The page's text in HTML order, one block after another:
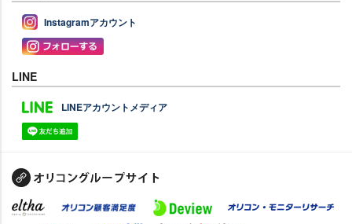
Instagramアカウント
LINE
LINEアカウントメディア